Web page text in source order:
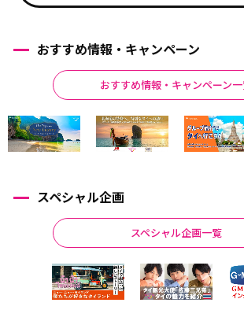
おすすめ情報・キャンペーン
おすすめ情報・キャンペーン
スペシャル企画
スペシャル企画一覧